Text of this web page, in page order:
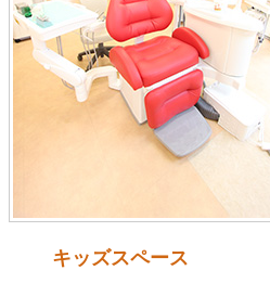
キッズスペース